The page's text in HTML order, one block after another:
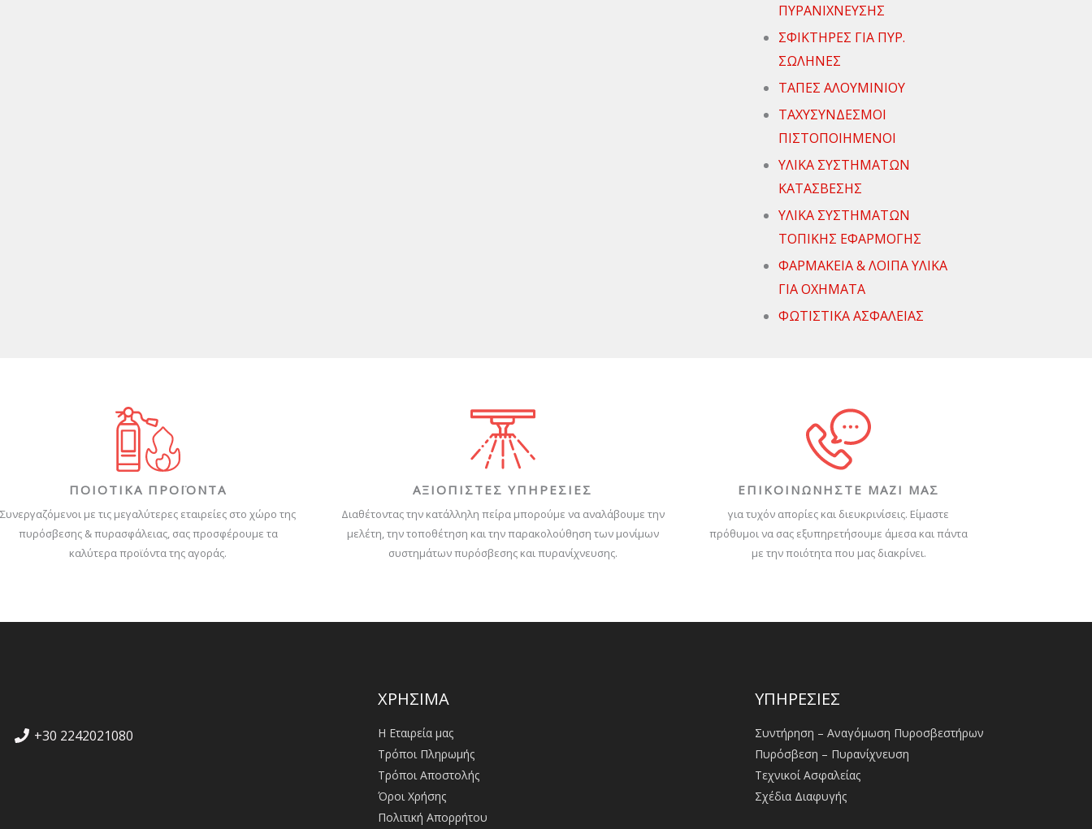
ΠΥΡΑΝΙΧΝΕΥΣΗΣ
ΣΦΙΚΤΗΡΕΣ ΓΙΑ ΠΥΡ.
ΣΩΛΗΝΕΣ
ΤΑΠΕΣ ΑΛΟΥΜΙΝΙΟΥ
ΤΑΧΥΣΥΝΔΕΣΜΟΙ
ΠΙΣΤΟΠΟΙΗΜΕΝΟΙ
ΥΛΙΚΑ ΣΥΣΤΗΜΑΤΩΝ
ΚΑΤΑΣΒΕΣΗΣ
ΥΛΙΚΑ ΣΥΣΤΗΜΑΤΩΝ
ΤΟΠΙΚΗΣ ΕΦΑΡΜΟΓΗΣ
ΦΑΡΜΑΚΕΙΑ & ΛΟΙΠΑ ΥΛΙΚΑ
ΓΙΑ ΟΧΗΜΑΤΑ
ΦΩΤΙΣΤΙΚΑ ΑΣΦΑΛΕΙΑΣ
ΠΟΙΟΤΙΚΑ ΠΡΟΪΟΝΤΑ
Συνεργαζόμενοι με τις μεγαλύτερες εταιρείες στο χώρο της
πυρόσβεσης & πυρασφάλειας, σας προσφέρουμε τα
καλύτερα προϊόντα της αγοράς.
ΑΞΙΟΠΙΣΤΕΣ ΥΠΗΡΕΣΙΕΣ
Διαθέτοντας την κατάλληλη πείρα μπορούμε να αναλάβουμε την
μελέτη, την τοποθέτηση και την παρακολούθηση των μονίμων
συστημάτων πυρόσβεσης και πυρανίχνευσης.
ΕΠΙΚΟΙΝΩΝΗΣΤΕ ΜΑΖΙ ΜΑΣ
για τυχόν απορίες και διευκρινίσεις. Είμαστε
πρόθυμοι να σας εξυπηρετήσουμε άμεσα και πάντα
με την ποιότητα που μας διακρίνει.
+30 2242021080
ΧΡΗΣΙΜΑ
Η Εταιρεία μας
Τρόποι Πληρωμής
Τρόποι Αποστολής
Όροι Χρήσης
Πολιτική Απορρήτου
ΥΠΗΡΕΣΙΕΣ
Συντήρηση – Αναγόμωση Πυροσβεστήρων
Πυρόσβεση – Πυρανίχνευση
Τεχνικοί Ασφαλείας
Σχέδια Διαφυγής